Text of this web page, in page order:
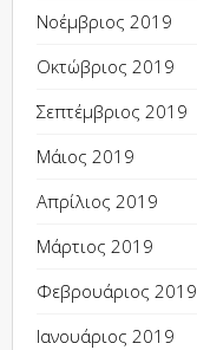
Νοέμβριος 2019
Οκτώβριος 2019
Σεπτέμβριος 2019
Μάιος 2019
Απρίλιος 2019
Μάρτιος 2019
Φεβρουάριος 2019
Ιανουάριος 2019